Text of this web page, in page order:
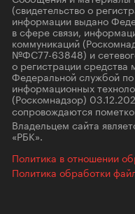
(свидетельство о
информации выдано
в сфере связи,
коммуникаций
№ФС77-63848) и
о регистрации
Федеральной службой
информационных
(Роскомнадзор)
сопровождаются
Владельцем сайта
«РБК».
Политика в отношении
Политика обработки